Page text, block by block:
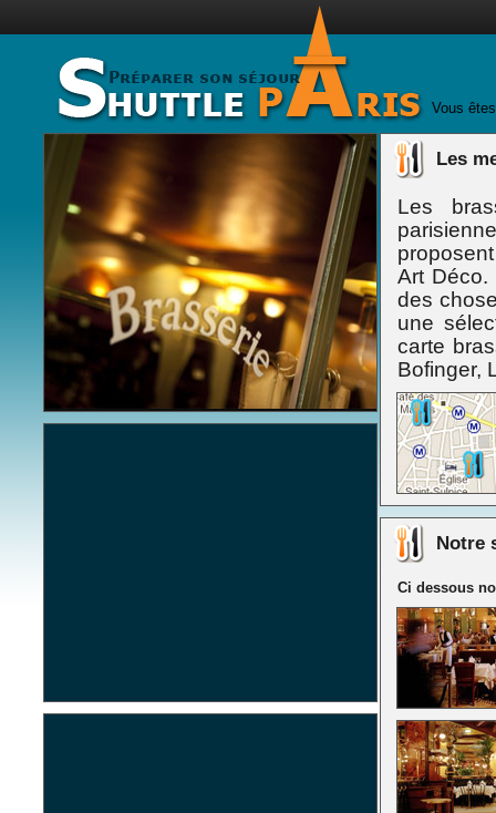
Vous
Les
Les
Art Déco.
des
une
carte
Bofinger,
Notre
Ci dessous